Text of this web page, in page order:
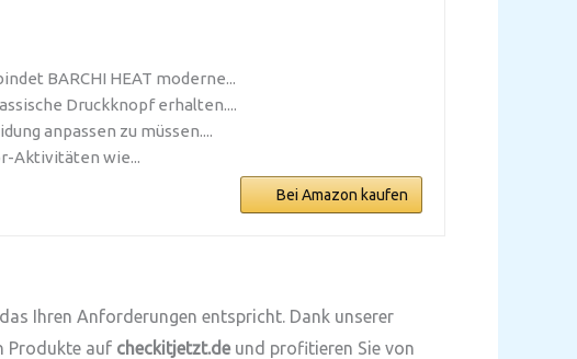
BARCHI HEAT moderne...
Druckknopf erhalten....
anpassen zu müssen....
Aktivitäten wie...
Bei Amazon kaufen
Ihren Anforderungen entspricht. Dank unserer
Produkte auf checkitjetzt.deund profitieren Sie von